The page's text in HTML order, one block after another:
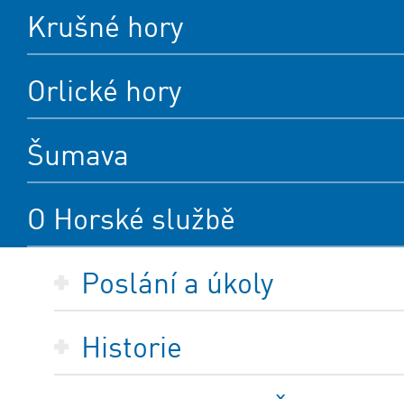
Krušné hory
Orlické hory
Šumava
O Horské službě
Poslání a úkoly
Historie